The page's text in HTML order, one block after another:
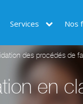
Services Nos
des procédés de
en